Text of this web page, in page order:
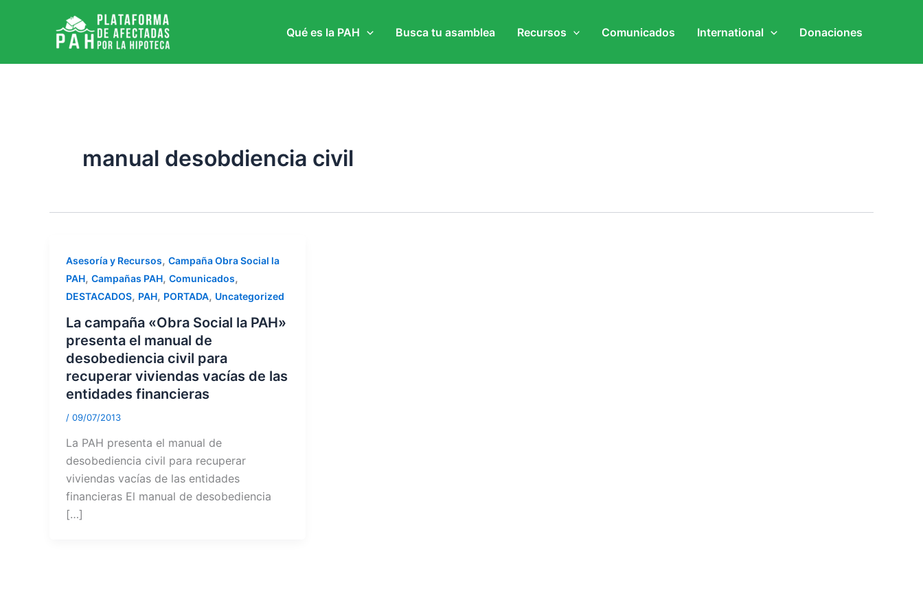
Qué es la PAH Busca tu asamblea Recursos Comunicados International Donaciones
manual desobdiencia civil
Asesoría y Recursos, Campaña Obra Social la
PAH, Campañas PAH, Comunicados,
DESTACADOS, PAH, PORTADA, Uncategorized
La campaña «Obra Social la PAH»
presenta el manual de
desobediencia civil para
recuperar viviendas vacías de las
entidades financieras
/ 09/07/2013
La PAH presenta el manual de
desobediencia civil para recuperar
viviendas vacías de las entidades
financieras El manual de desobediencia
[…]